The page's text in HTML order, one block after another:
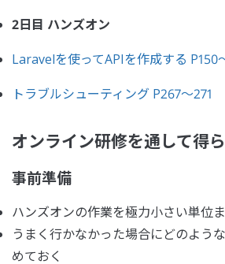
2日目 ハンズオン
Laravelを使ってAPIを作成する P150
トラブルシューティング P267〜271
オンライン研修を通して得
事前準備
ハンズオンの作業を極力小さい単位
うまく行かなかった場合にどのよう
めておく